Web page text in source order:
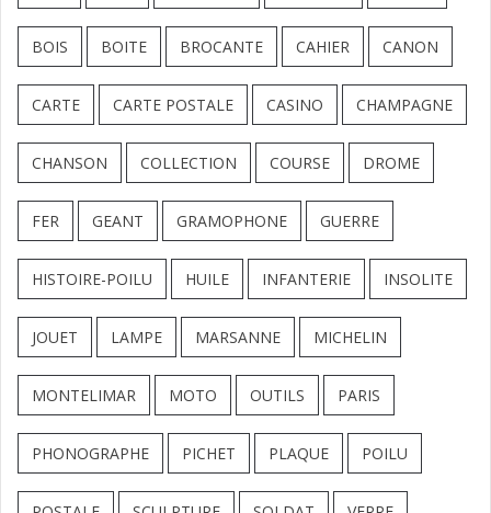
BOIS BOITE BROCANTE CAHIER CANON
CARTE CARTE POSTALE CASINO CHAMPAGNE
CHANSON COLLECTION COURSE DROME
FER GEANT GRAMOPHONE GUERRE
HISTOIRE-POILU HUILE INFANTERIE INSOLITE
JOUET LAMPE MARSANNE MICHELIN
MONTELIMAR MOTO OUTILS PARIS
PHONOGRAPHE PICHET PLAQUE POILU